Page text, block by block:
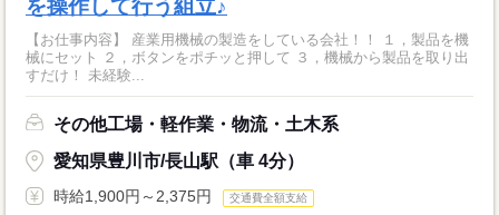
を操作して行う組立♪
【お仕事内容】 産業用機械の製造をしている会社！！ １，製品を機
械にセット ２，ボタンをポチッと押して ３，機械から製品を取り出
すだけ！ 未経験...
その他工場・軽作業・物流・土木系
愛知県豊川市/長山駅（車 4分）
時給1,900円～2,375円 交通費全額支給